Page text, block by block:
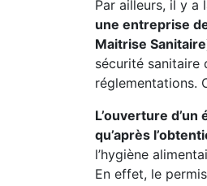
Par ailleurs, il y a
une entreprise
Maitrise
sécurité sanitaire
réglementations.
L’ouverture
qu’après
l’hygiène
En effet, le